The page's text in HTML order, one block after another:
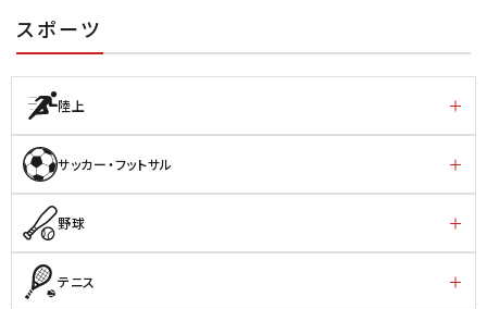
スポーツ
陸上
サッカー・フットサル
野球
テニス